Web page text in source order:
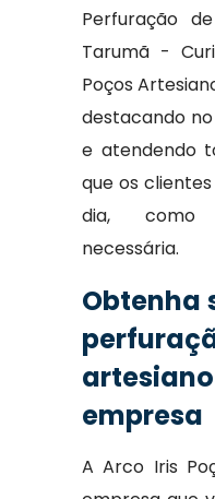
Perfuração
Tarumã -
Poços
destacando
e atendendo
que os
dia, como
necessária.
Obtenha
empresa
A Arco Iris